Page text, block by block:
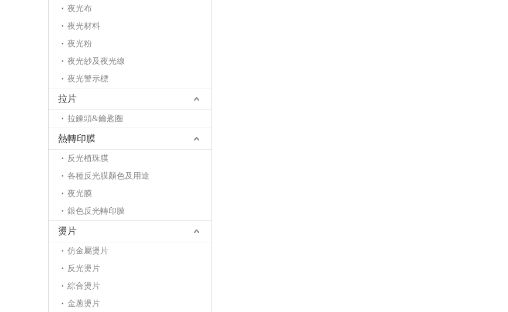
夜光布
夜光材料
夜光粉
夜光紗及夜光線
夜光警示標
拉片
拉鍊頭&鑰匙圈
熱轉印膜
反光植珠膜
各種反光膜顏色及用途
夜光膜
銀色反光轉印膜
燙片
仿金屬燙片
反光燙片
綜合燙片
金蔥燙片